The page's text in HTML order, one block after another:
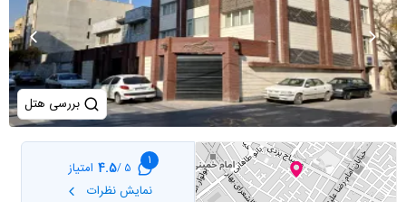
بررسی هتل
1
5 /
4.5 امتیاز
نمایش نظرات